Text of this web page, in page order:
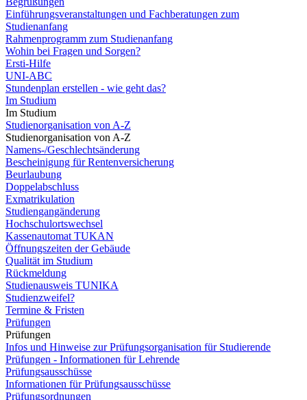
Einführungsveranstaltungen und Fachberatungen zum
Studienanfang
Rahmenprogramm zum Studienanfang
Wohin bei Fragen und Sorgen?
Ersti-Hilfe
UNI-ABC
Stundenplan erstellen - wie geht das?
Im Studium
Im Studium
Studienorganisation von A-Z
Studienorganisation von A-Z
Namens-/Geschlechtsänderung
Bescheinigung für Rentenversicherung
Beurlaubung
Doppelabschluss
Exmatrikulation
Studiengangänderung
Hochschulortswechsel
Kassenautomat TUKAN
Öffnungszeiten der Gebäude
Qualität im Studium
Rückmeldung
Studienausweis TUNIKA
Studienzweifel?
Termine & Fristen
Prüfungen
Prüfungen
Infos und Hinweise zur Prüfungsorganisation für Studierende
Prüfungen - Informationen für Lehrende
Prüfungsausschüsse
Informationen für Prüfungsausschüsse
Prüfungsordnungen